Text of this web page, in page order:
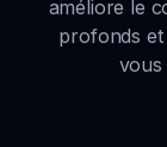
améliore le
profonds
vous